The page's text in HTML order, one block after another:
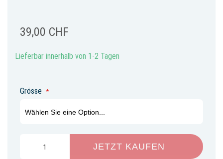
39,00 CHF
Lieferbar innerhalb von 1-2 Tagen
Grösse
JETZT KAUFEN